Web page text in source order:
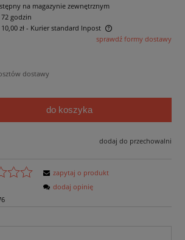
na magazynie zewnętrznym
godzin
zł - Kurier standard Inpost
ewentualnych kosztów płatnościsprawdź formy dostawy
dostawy
do koszyka
dodaj do przechowalni
zapytaj o produkt
dodaj opinię